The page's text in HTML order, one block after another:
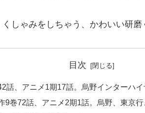
しゃみをしちゃう、かわいい研磨
目次
話、アニメ1期17話。烏野インターハ
9巻72話、アニメ2期1話。烏野、東京